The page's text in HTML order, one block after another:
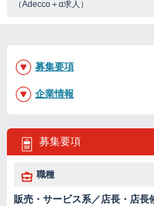
（Adecco＋α求人）
募集要項
職種
販売・サービス系／店長・店
募集要項
企業情報